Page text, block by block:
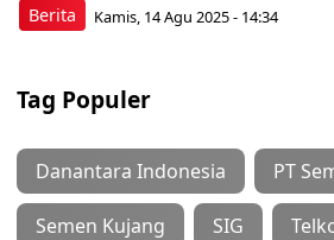
Berita Kamis, 14 Agu 2025 - 14:34
Tag Populer
Danantara Indonesia PT
Semen Kujang SIG